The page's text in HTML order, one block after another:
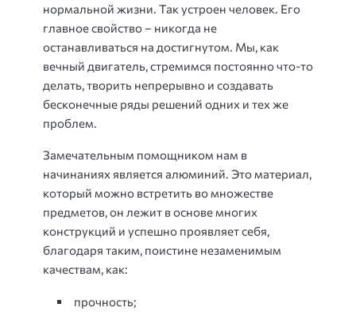
нормальной жизни. Так устроен человек. Его
главное свойство – никогда не
останавливаться на достигнутом. Мы, как
вечный двигатель, стремимся постоянно что-то
делать, творить непрерывно и создавать
бесконечные ряды решений одних и тех же
проблем.
Замечательным помощником нам в
начинаниях является алюминий. Это материал,
который можно встретить во множестве
предметов, он лежит в основе многих
конструкций и успешно проявляет себя,
благодаря таким, поистине незаменимым
качествам, как:
прочность;